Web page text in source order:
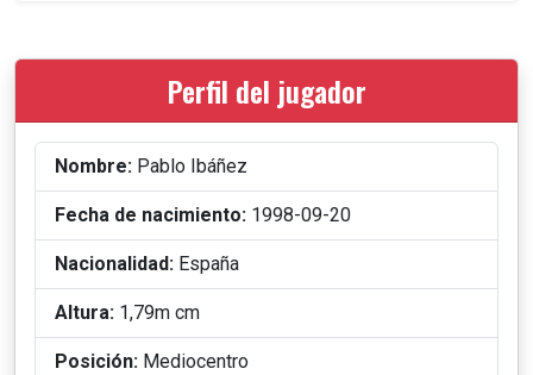
Perfil del jugador
Nombre: Pablo Ibáñez
Fecha de nacimiento: 1998-09-20
Nacionalidad: España
Altura: 1,79m cm
Posición: Mediocentro